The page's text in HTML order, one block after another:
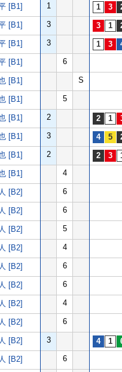
[B1] 1
[B1] 3
[B1] 3
[B1] 6
[B1] S
[B1] 5
[B1] 2
[B1] 3
[B1] 2
[B1] 4
[B2] 6
[B2] 6
[B2] 5
[B2] 4
[B2] 6
[B2] 6
[B2] 4
[B2] 6
[B2] 3
[B2] 6